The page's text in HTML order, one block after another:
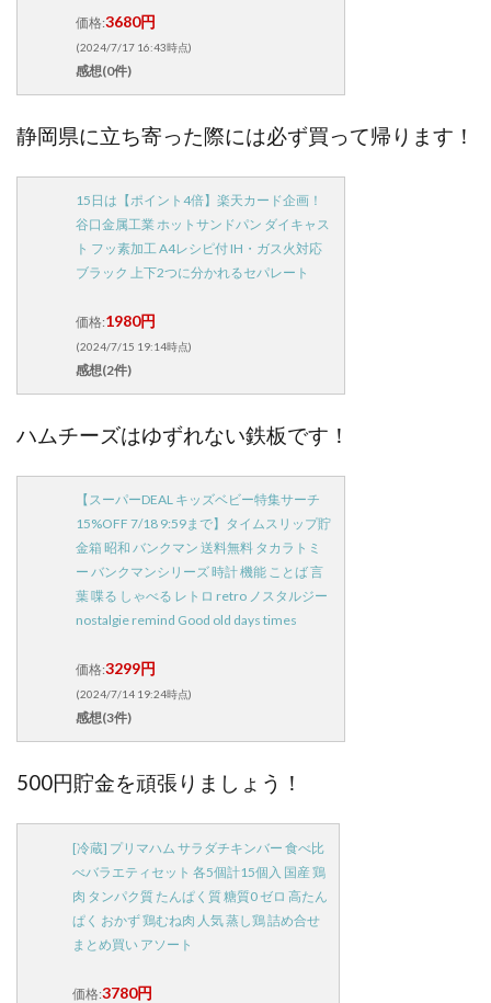
価格:3680円
(2024/7/17 16:43時点)
感想(0件)
静岡県に立ち寄った際には必ず買って帰ります！
15日は【ポイント4倍】楽天カード企画！
谷口金属工業 ホットサンドパン ダイキャス
ト フッ素加工 A4レシピ付 IH・ガス火対応
ブラック 上下2つに分かれるセパレート
価格:1980円
(2024/7/15 19:14時点)
感想(2件)
ハムチーズはゆずれない鉄板です！
【スーパーDEAL キッズベビー特集サーチ
15%OFF 7/18 9:59まで】タイムスリップ貯
金箱 昭和 バンクマン 送料無料 タカラトミ
ー バンクマンシリーズ 時計 機能 ことば 言
葉 喋る しゃべる レトロ retro ノスタルジー
nostalgie remind Good old days times
価格:3299円
(2024/7/14 19:24時点)
感想(3件)
500円貯金を頑張りましょう！
[冷蔵] プリマハム サラダチキンバー 食べ比
べバラエティセット 各5個計15個入 国産 鶏
肉 タンパク質 たんぱく質 糖質0 ゼロ 高たん
ぱく おかず 鶏むね肉 人気 蒸し鶏 詰め合せ
まとめ買い アソート
価格:3780円